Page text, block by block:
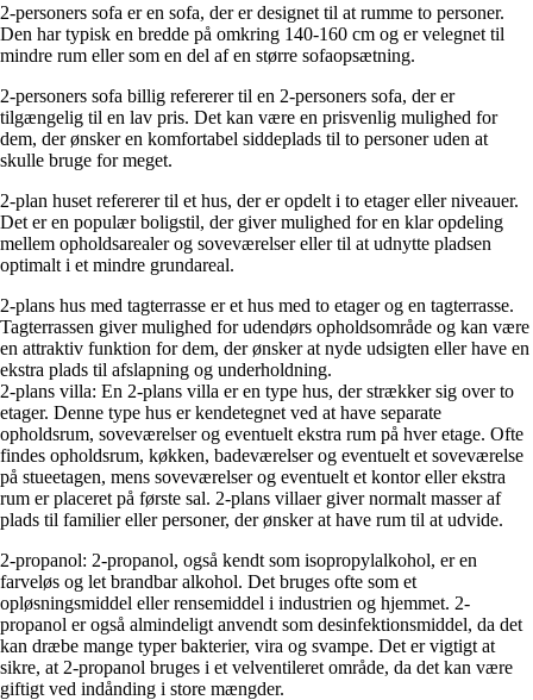
2-personers sofa er en sofa, der er designet til at rumme to personer.
Den har typisk en bredde på omkring 140-160 cm og er velegnet til
mindre rum eller som en del af en større sofaopsætning.
2-personers sofa billig refererer til en 2-personers sofa, der er
tilgængelig til en lav pris. Det kan være en prisvenlig mulighed for
dem, der ønsker en komfortabel siddeplads til to personer uden at
skulle bruge for meget.
2-plan huset refererer til et hus, der er opdelt i to etager eller niveauer.
Det er en populær boligstil, der giver mulighed for en klar opdeling
mellem opholdsarealer og soveværelser eller til at udnytte pladsen
optimalt i et mindre grundareal.
2-plans hus med tagterrasse er et hus med to etager og en tagterrasse.
Tagterrassen giver mulighed for udendørs opholdsområde og kan være
en attraktiv funktion for dem, der ønsker at nyde udsigten eller have en
ekstra plads til afslapning og underholdning.
2-plans villa: En 2-plans villa er en type hus, der strækker sig over to
etager. Denne type hus er kendetegnet ved at have separate
opholdsrum, soveværelser og eventuelt ekstra rum på hver etage. Ofte
findes opholdsrum, køkken, badeværelser og eventuelt et soveværelse
på stueetagen, mens soveværelser og eventuelt et kontor eller ekstra
rum er placeret på første sal. 2-plans villaer giver normalt masser af
plads til familier eller personer, der ønsker at have rum til at udvide.
2-propanol: 2-propanol, også kendt som isopropylalkohol, er en
farveløs og let brandbar alkohol. Det bruges ofte som et
opløsningsmiddel eller rensemiddel i industrien og hjemmet. 2-
propanol er også almindeligt anvendt som desinfektionsmiddel, da det
kan dræbe mange typer bakterier, vira og svampe. Det er vigtigt at
sikre, at 2-propanol bruges i et velventileret område, da det kan være
giftigt ved indånding i store mængder.